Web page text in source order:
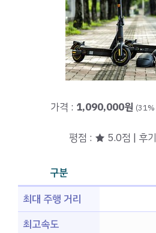
가격 : 1,090,000원 (31%
평점 : ★ 5.0점 | 후
구분
최대 주행 거리
최고속도